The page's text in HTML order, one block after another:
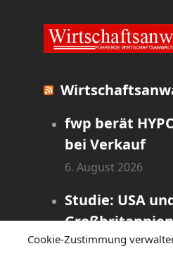
Cookie-Zustimmung
fwp berät
bei Verkauf
6. August 2026
Studie: USA
Großbritannien
dominieren